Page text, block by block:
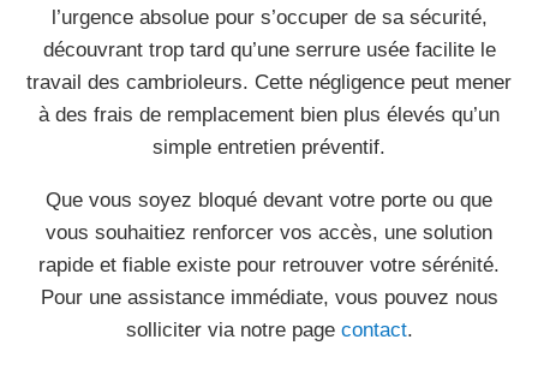
l’urgence absolue pour s’occuper de sa sécurité,
découvrant trop tard qu’une serrure usée facilite le
travail des cambrioleurs. Cette négligence peut mener
à des frais de remplacement bien plus élevés qu’un
simple entretien préventif.
Que vous soyez bloqué devant votre porte ou que
vous souhaitiez renforcer vos accès, une solution
rapide et fiable existe pour retrouver votre sérénité.
Pour une assistance immédiate, vous pouvez nous
solliciter via notre page contact.